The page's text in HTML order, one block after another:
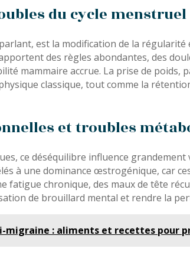
du cycle menstruel
est la modification de la
des règles abondantes, des
mammaire accrue. La prise de
classique, tout comme la
et troubles
ce déséquilibre influence
à une dominance œstrogénique, car
fatigue chronique, des maux de tête
de brouillard mental et rendre la
: aliments et recettes pour